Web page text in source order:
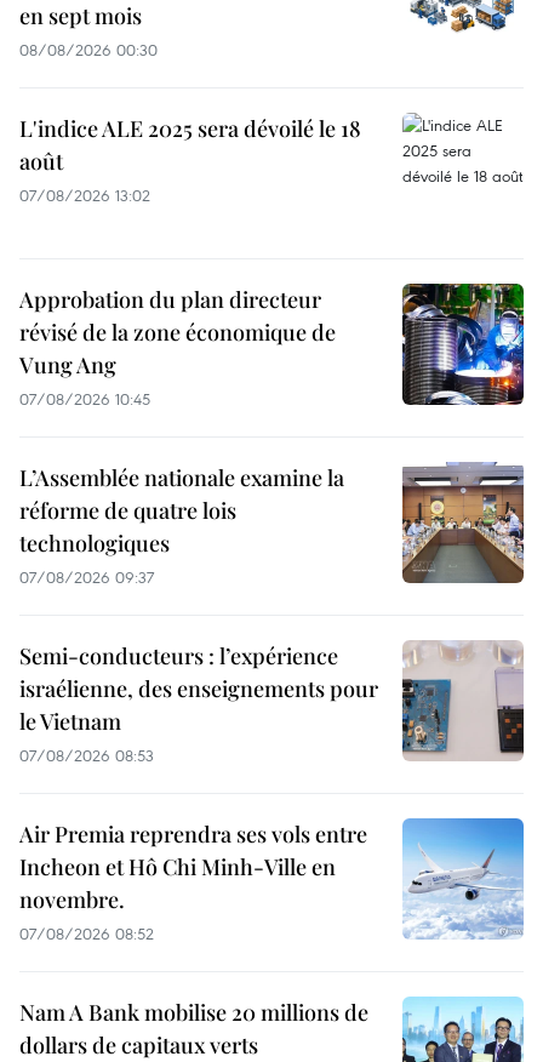
en sept mois
08/08/2026 00:30
L'indice ALE 2025 sera dévoilé le 18
août
07/08/2026 13:02
Approbation du plan directeur
révisé de la zone économique de
Vung Ang
07/08/2026 10:45
L’Assemblée nationale examine la
réforme de quatre lois
technologiques
07/08/2026 09:37
Semi-conducteurs : l’expérience
israélienne, des enseignements pour
le Vietnam
07/08/2026 08:53
Air Premia reprendra ses vols entre
Incheon et Hô Chi Minh-Ville en
novembre.
07/08/2026 08:52
Nam A Bank mobilise 20 millions de
dollars de capitaux verts